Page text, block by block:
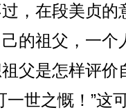
，在段美贞的
的祖父，一个
父是怎样评价
一世之慨！”这